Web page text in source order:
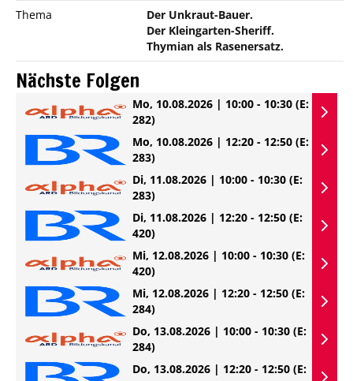
Thema
Der Unkraut-Bauer.
Der Kleingarten-Sheriff.
Thymian als Rasenersatz.
Nächste Folgen
Mo, 10.08.2026 | 10:00 - 10:30 (E:
282)
Mo, 10.08.2026 | 12:20 - 12:50 (E:
283)
Di, 11.08.2026 | 10:00 - 10:30 (E:
283)
Di, 11.08.2026 | 12:20 - 12:50 (E:
420)
Mi, 12.08.2026 | 10:00 - 10:30 (E:
420)
Mi, 12.08.2026 | 12:20 - 12:50 (E:
284)
Do, 13.08.2026 | 10:00 - 10:30 (E:
284)
Do, 13.08.2026 | 12:20 - 12:50 (E: